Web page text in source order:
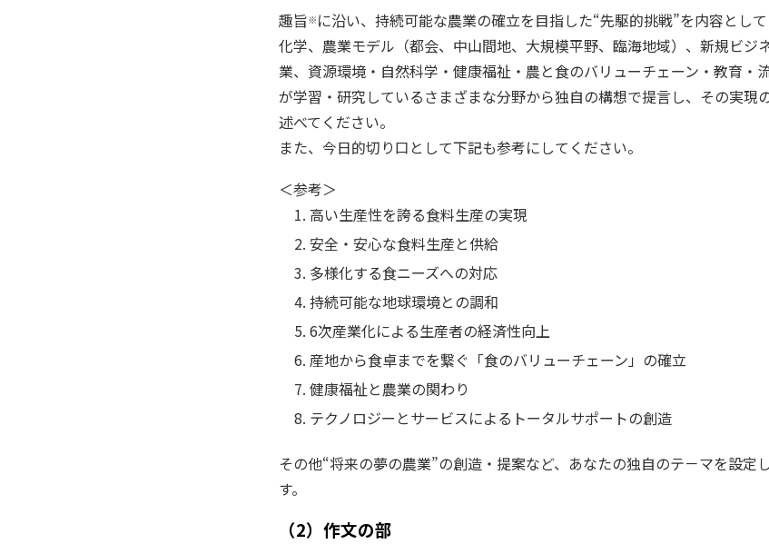
趣旨※ に沿い、持続可能な農業の確立を目指した“先駆的挑戦”を内容とし
化学、農業モデル（都会、中山間地、大規模平野、臨海地域）、新規ビジ
業、資源環境・自然科学・健康福祉・農と食のバリューチェーン・教育・
が学習・研究しているさまざまな分野から独自の構想で提言し、その実現
述べてください。
また、今日的切り口として下記も参考にしてください。
＜参考＞
高い生産性を誇る食料生産の実現
安全・安心な食料生産と供給
多様化する食ニーズへの対応
持続可能な地球環境との調和
6次産業化による生産者の経済性向上
産地から食卓までを繋ぐ「食のバリューチェーン」の確立
健康福祉と農業の関わり
テクノロジーとサービスによるトータルサポートの創造
その他“将来の夢の農業”の創造・提案など、あなたの独自のテ－マを設定
す。
（2）作文の部